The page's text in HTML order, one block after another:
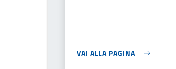
VAI ALLA PAGINA